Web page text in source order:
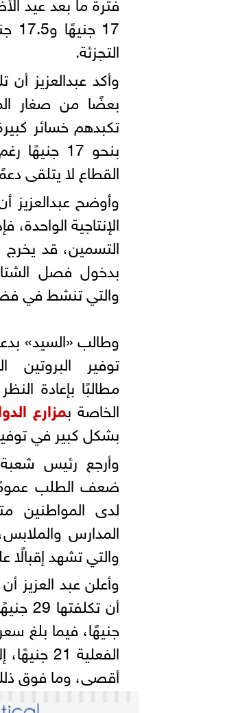
التجزئة.
وأكد عبدالعزيز
بعضًا من صغار
تكبدهم خسائر
القطاع لا يتلقى
وأوضح عبدالعزيز
الإنتاجية
التسمين، قد
بدخول فصل
والتي تنشط في
وطالب «السيد»
توفير البروتين
مطالبًا بإعادة
الخاصة بمزارع
بشكل كبير في
وأرجع رئيس
ضعف الطلب
لدى المواطنين
المدارس
والتي تشهد إقبالًا
أقصى، وما فوق